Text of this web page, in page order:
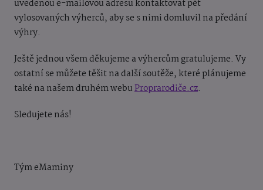
uvedenou e-mailovou adresu kontaktovat pět
vylosovaných výherců, aby se s nimi domluvil na předání
výhry.
Ještě jednou všem děkujeme a výhercům gratulujeme. Vy
ostatní se můžete těšit na další soutěže, které plánujeme
také na našem druhém webuProprarodiče.cz.
Sledujete nás!
Tým eMaminy